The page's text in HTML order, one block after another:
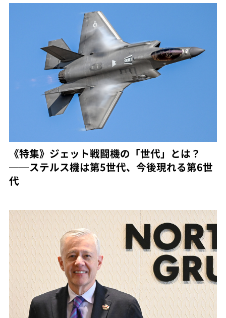
《特集》ジェット戦闘機の「世代」とは？
──ステルス機は第5世代、今後現れる第6世
代